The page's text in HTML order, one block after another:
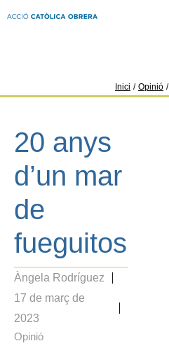
Inici / Opinió /
20 anys
d’un mar
de
fueguitos
Àngela Rodríguez
17 de març de
2023
Opinió